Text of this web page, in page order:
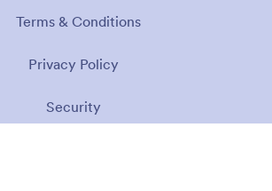
Terms & Conditions
Privacy Policy
Security